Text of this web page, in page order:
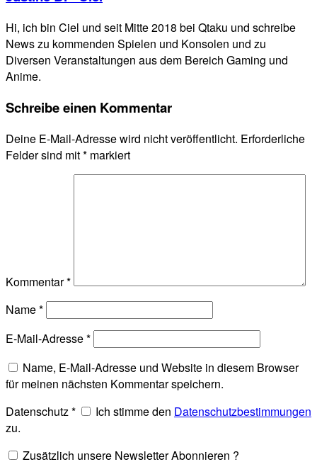
Hi, ich bin Ciel und seit Mitte 2018 bei Qtaku und schreibe
News zu kommenden Spielen und Konsolen und zu
Diversen Veranstaltungen aus dem Bereich Gaming und
Anime.
Schreibe einen Kommentar
Deine E-Mail-Adresse wird nicht veröffentlicht. Erforderliche
Felder sind mit* markiert
Kommentar*
Name*
E-Mail-Adresse*
Name, E-Mail-Adresse und Website in diesem Browser
für meinen nächsten Kommentar speichern.
Datenschutz* Ich stimme den Datenschutzbestimmungen
zu.
Zusätzlich unsere Newsletter Abonnieren ?